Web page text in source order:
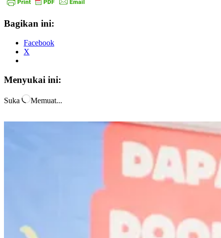
Bagikan ini:
Facebook
X
Menyukai ini:
Suka Memuat...